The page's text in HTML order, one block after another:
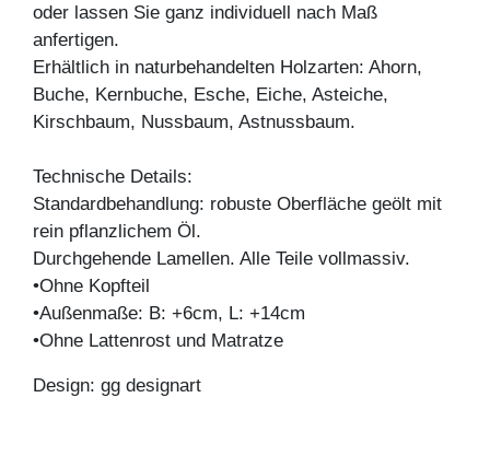
oder lassen Sie ganz individuell nach Maß
anfertigen.
Erhältlich in naturbehandelten Holzarten: Ahorn,
Buche, Kernbuche, Esche, Eiche, Asteiche,
Kirschbaum, Nussbaum, Astnussbaum.
Technische Details:
Standardbehandlung: robuste Oberfläche geölt mit
rein pflanzlichem Öl.
Durchgehende Lamellen. Alle Teile vollmassiv.
•Ohne Kopfteil
•Außenmaße: B: +6cm, L: +14cm
•Ohne Lattenrost und Matratze
Design: gg designart